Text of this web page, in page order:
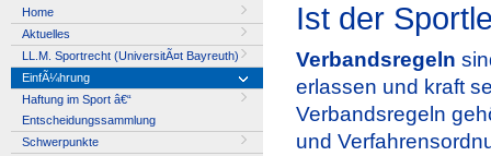
Home
Aktuelles
LL.M. Sportrecht (UniversitÃ¤t Bayreuth)
EinfÃ¼hrung
Haftung im Sport â€“
Entscheidungssammlung
Schwerpunkte
Ist der
Verbandsregeln
erlassen und kraft
Verbandsregeln
und